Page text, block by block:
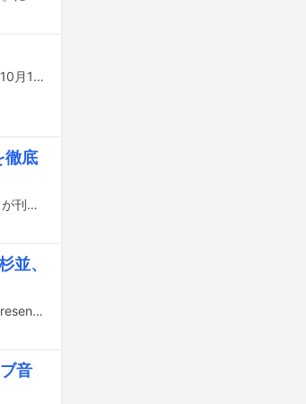
KAMITSUBAKI STUDIO / PHENOMENON RECORD所属のバーチャルラップシンガー春猿火が本日10月16日に新曲「META」を配信リリースした。
徹底
10月17日に「ギター・マガジン」の別冊ムック「ギター・マガジン 歪みエフェクターBOOK 136」が刊行される。
並、
8月24日に東京・Zepp Haneda（TOKYO）で行われるDEZERT企画のライブイベント「DEZERT Presents SUMMER PARTY ZOO 2024 ～帰って来たM.A.D～」の打ち上げを兼ねたオールナイトイベントが、同日23:30より東京・新宿LOFTで開催される。
音